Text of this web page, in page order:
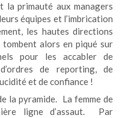
la primauté aux managers
équipes et l’imbrication
les hautes directions
alors en piqué sur
pour les accabler de
de reporting, de
et de confiance !
la pyramide. La femme de
ligne d’assaut. Par